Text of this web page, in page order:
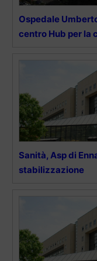
Ospedale
centro Hub per la
Sanità, Asp di
stabilizzazione